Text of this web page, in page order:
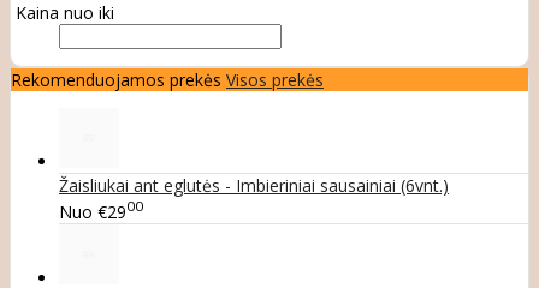
Kaina nuo iki
Rekomenduojamos prekės Visos prekės
Žaisliukai ant eglutės - Imbieriniai sausainiai (6vnt.)
Nuo €2900